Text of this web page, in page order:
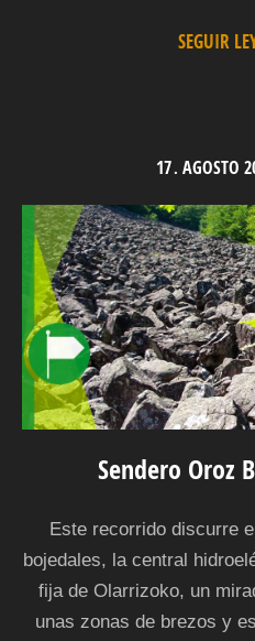
SEGUIR
17. AGOSTO
Sendero Oroz
Este recorrido discurre
bojedales, la central
fija de Olarrizoko, un
unas zonas de brezos y